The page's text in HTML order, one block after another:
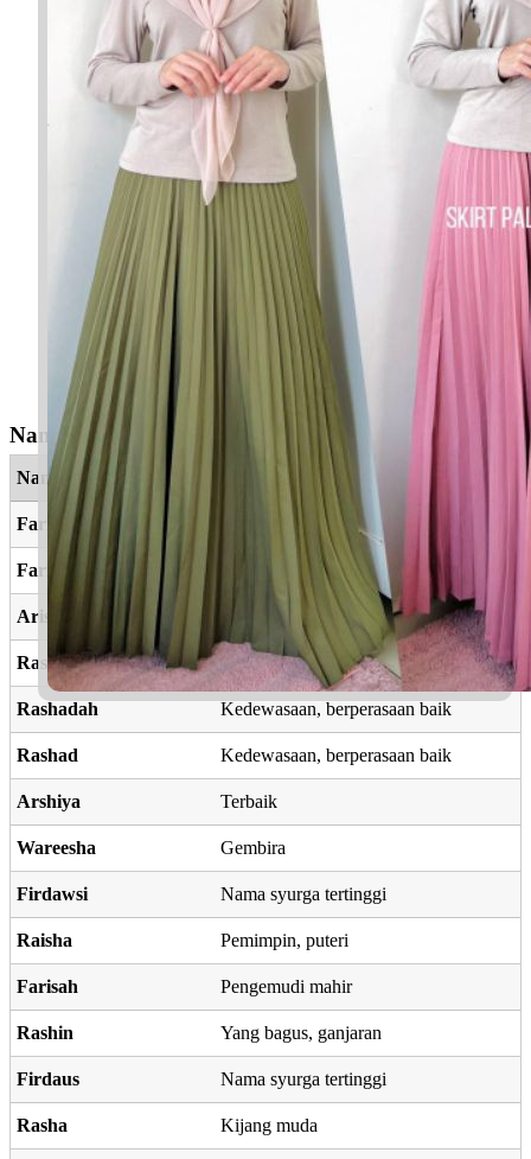
Nama Yang Berkaitan
Nama
Farisya
Farisy
Arisha Ketinggian, ketenangan
Rashid Mendapat petunjuk, cerdas
Rashadah Kedewasaan, berperasaan baik
Rashad Kedewasaan, berperasaan baik
Arshiya Terbaik
Wareesha Gembira
Firdawsi Nama syurga tertinggi
Raisha Pemimpin, puteri
Farisah Pengemudi mahir
Rashin Yang bagus, ganjaran
Firdaus Nama syurga tertinggi
Rasha Kijang muda